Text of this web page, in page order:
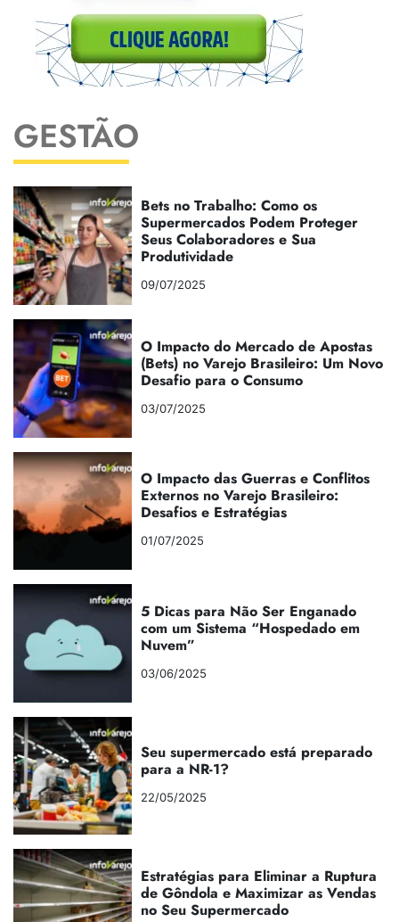
GESTÃO
Bets no Trabalho: Como os
Supermercados Podem Proteger
Seus Colaboradores e Sua
Produtividade
09/07/2025
O Impacto do Mercado de Apostas
(Bets) no Varejo Brasileiro: Um Novo
Desafio para o Consumo
03/07/2025
O Impacto das Guerras e Conflitos
Externos no Varejo Brasileiro:
Desafios e Estratégias
01/07/2025
5 Dicas para Não Ser Enganado
com um Sistema “Hospedado em
Nuvem”
03/06/2025
Seu supermercado está preparado
para a NR-1?
22/05/2025
Estratégias para Eliminar a Ruptura
de Gôndola e Maximizar as Vendas
no Seu Supermercado